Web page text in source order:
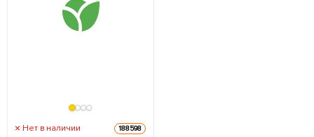
Нет в наличии 188598